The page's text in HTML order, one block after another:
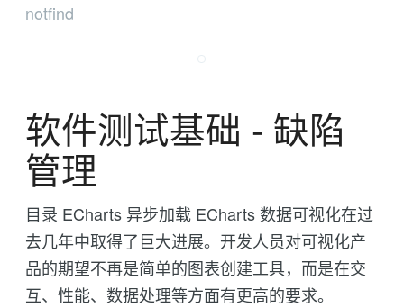
notfind
软件测试基础 - 缺陷
管理
目录 ECharts 异步加载 ECharts 数据可视化在过
去几年中取得了巨大进展。开发人员对可视化产
品的期望不再是简单的图表创建工具，而是在交
互、性能、数据处理等方面有更高的要求。